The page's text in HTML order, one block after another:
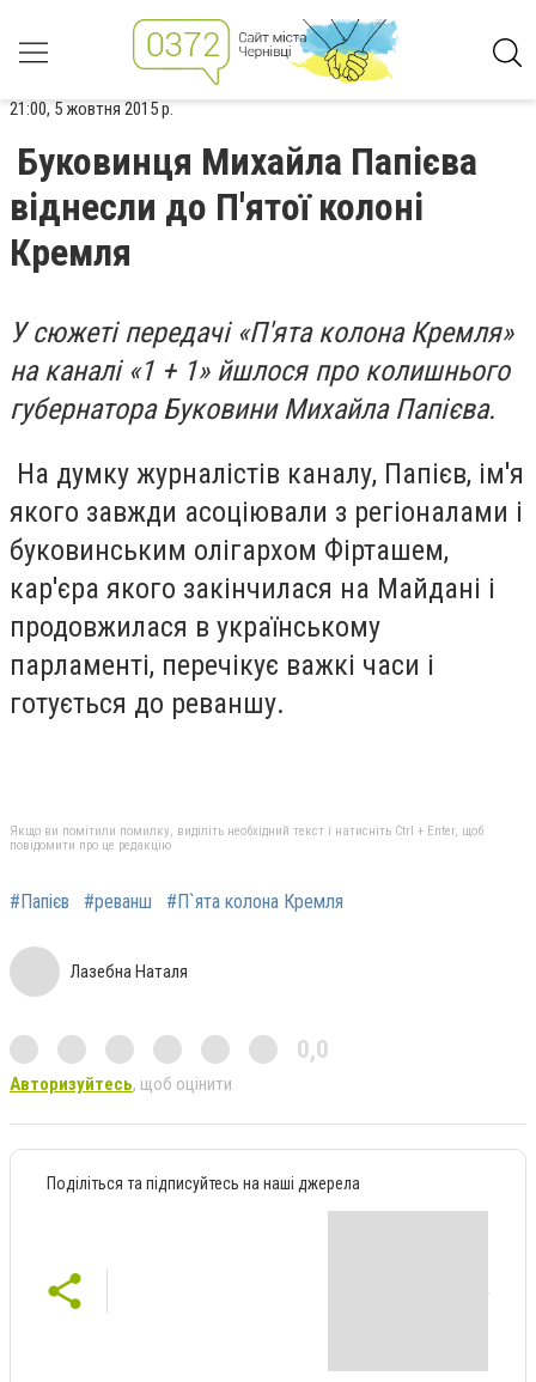
21:00, 5 жовтня 2015 р.
Буковинця Михайла Папієва
віднесли до П'ятої колоні
Кремля
У сюжеті передачі «П'ята колона Кремля»
на каналі «1 + 1» йшлося про колишнього
губернатора Буковини Михайла Папієва.
На думку журналістів каналу, Папієв, ім'я
якого завжди асоціювали з регіоналами і
буковинським олігархом Фірташем,
кар'єра якого закінчилася на Майдані і
продовжилася в українському
парламенті, перечікує важкі часи і
готується до реваншу.
Якщо ви помітили помилку, виділіть необхідний текст і натисніть Ctrl + Enter, щоб
повідомити про це редакцію
#Папієв #реванш #П`ята колона Кремля
Лазебна Наталя
0,0
Авторизуйтесь, щоб оцінити
Поділіться та підписуйтесь на наші джерела